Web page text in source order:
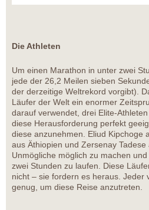
Die Athleten
Um einen Marathon in unter zwei
jede der 26,2 Meilen sieben
der derzeitige Weltrekord vorgibt).
Läufer der Welt ein enormer
darauf verwendet, drei Elite-
diese Herausforderung perfekt
diese anzunehmen. Eliud Kipchoge
aus Äthiopien und Zersenay
Unmögliche möglich zu machen
zwei Stunden zu laufen. Diese
nicht – sie fordern es heraus. Jeder
genug, um diese Reise anzutreten.